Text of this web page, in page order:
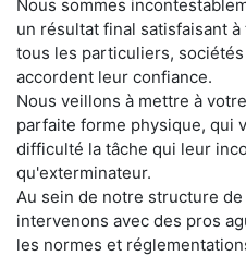
Nous sommes
un résultat final satisfaisant
tous les particuliers,
accordent leur confiance.
Nous veillons à mettre à
parfaite forme physique, qui
difficulté la tâche qui leur
qu'exterminateur.
Au sein de notre structure
intervenons avec des pros
les normes et